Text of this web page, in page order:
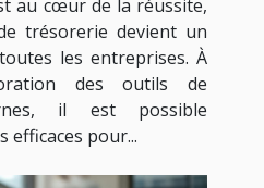
au cœur de la réussite,
trésorerie devient un
les entreprises. À
des outils de
il est possible
efficaces pour...